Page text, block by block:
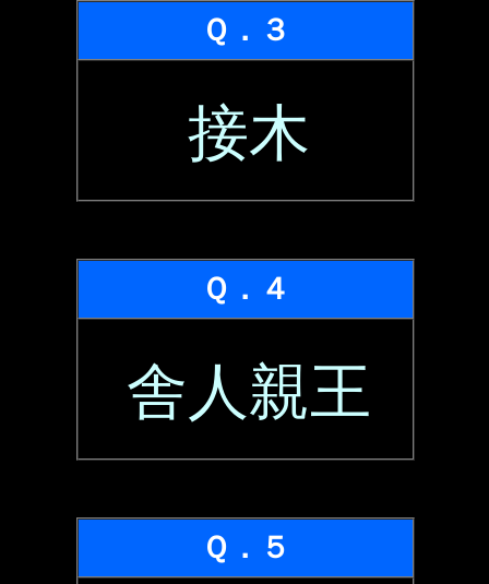
Ｑ．３
接木
Ｑ．４
舎人親王
Ｑ．５